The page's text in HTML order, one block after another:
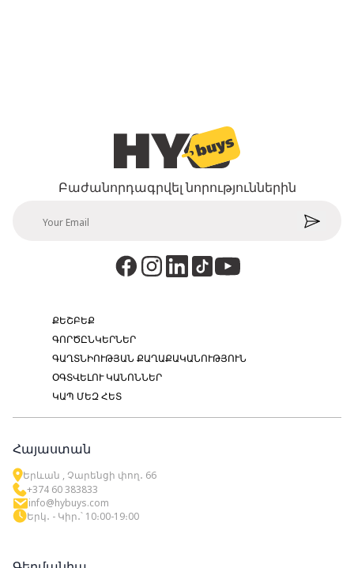
Բաժանորդագրվել նորություններին
ՔԵՇԲԵՔ
ԳՈՐԾԸՆԿԵՐՆԵՐ
ԳԱՂՏՆԻՈՒԹՅԱՆ ՔԱՂԱՔԱԿԱՆՈՒԹՅՈՒՆ
ՕԳՏՎԵԼՈՒ ԿԱՆՈՆՆԵՐ
ԿԱՊ ՄԵԶ ՀԵՏ
Հայաստան
Երևան , Չարենցի փող․ 66
+374 60 383833
info@hybuys.com
Երկ․ - Կիր․՝ 10։00-19։00